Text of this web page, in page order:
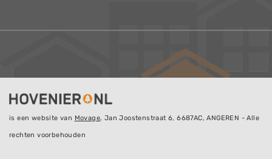
is een website van Movage, Jan Joostenstraat 6, 6687AC, ANGEREN - Alle
rechten voorbehouden